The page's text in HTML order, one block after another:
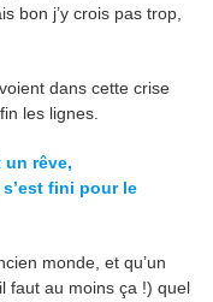
bon j’y crois pas trop,
dans cette crise
les lignes.
un rêve,
fini pour le
monde, et qu’un
faut au moins ça !) quel